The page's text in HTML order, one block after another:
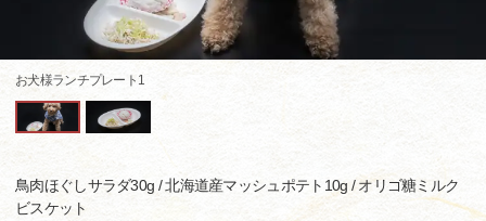
お犬様ランチプレート1
鳥肉ほぐしサラダ30g / 北海道産マッシュポテト10g / オリゴ糖ミルク
ビスケット